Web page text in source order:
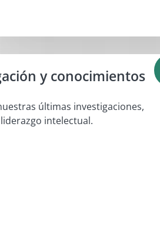
y conocimientos
últimas investigaciones,
intelectual.